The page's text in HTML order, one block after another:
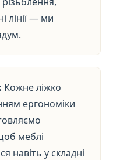
лінії — ми
Кожне ліжко
ергономіки
меблі
навіть у складні